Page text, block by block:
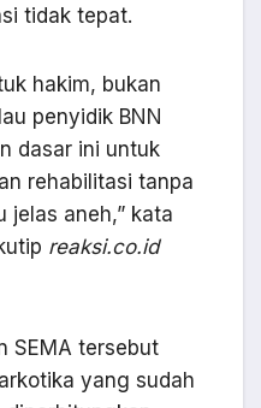
tidak tepat.
hakim, bukan
penyidik BNN
dasar ini untuk
rehabilitasi tanpa
jelas aneh,” kata
reaksi.co.id
SEMA tersebut
yang sudah